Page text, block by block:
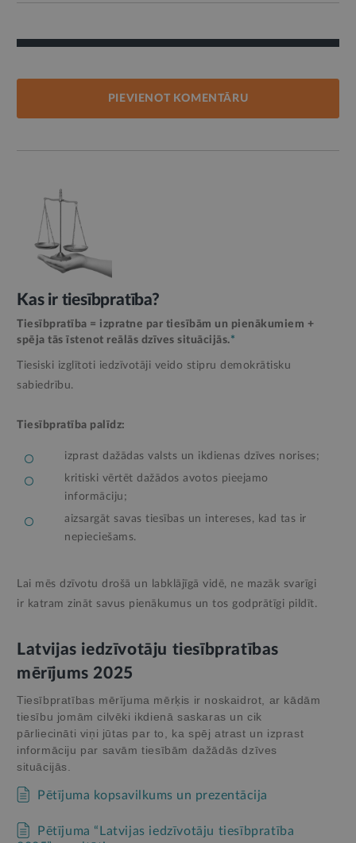
PIEVIENOT KOMENTĀRU
Kas ir tiesībpratība?
Tiesībpratība = izpratne par tiesībām un pienākumiem +
spēja tās īstenot reālās dzīves situācijās.*
Tiesiski izglītoti iedzīvotāji veido stipru demokrātisku
sabiedrību.
Tiesībpratība palīdz:
izprast dažādas valsts un ikdienas dzīves norises;
kritiski vērtēt dažādos avotos pieejamo
informāciju;
aizsargāt savas tiesības un intereses, kad tas ir
nepieciešams.
Lai mēs dzīvotu drošā un labklājīgā vidē, ne mazāk svarīgi
ir katram zināt savus pienākumus un tos godprātīgi pildīt.
Latvijas iedzīvotāju tiesībpratības
mērījums 2025
Tiesībpratības mērījuma mērķis ir noskaidrot, ar kādām
tiesību jomām cilvēki ikdienā saskaras un cik
pārliecināti viņi jūtas par to, ka spēj atrast un izprast
informāciju par savām tiesībām dažādās dzīves
situācijās.
Pētījuma kopsavilkums un prezentācija
Pētījuma “Latvijas iedzīvotāju tiesībpratība